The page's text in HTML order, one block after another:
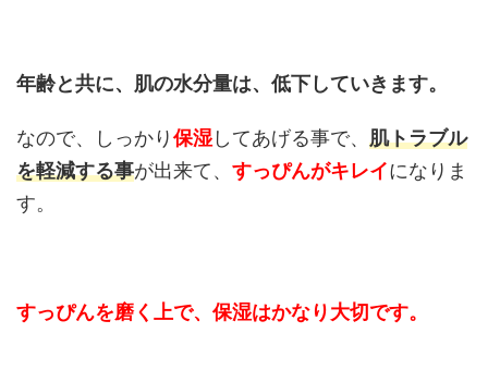
年齢と共に、肌の水分量は、低下していきます。
なので、しっかり保湿してあげる事で、 肌トラブル
を軽減する事が出来て、 すっぴんがキレイになりま
す。
すっぴんを磨く上で、保湿はかなり大切です。